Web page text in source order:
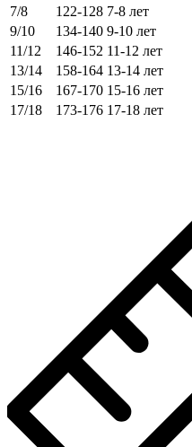
7/8
122-128 7-8 лет
9/10
134-140 9-10 лет
11/12
146-152 11-12 лет
13/14
158-164 13-14 лет
15/16
167-170 15-16 лет
17/18
173-176 17-18 лет